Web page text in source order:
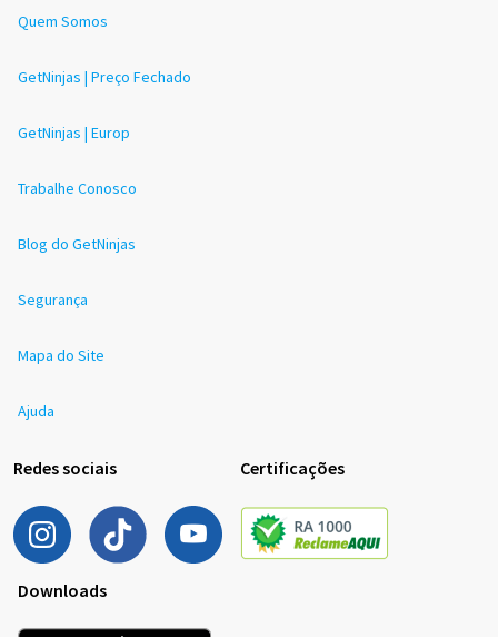
Quem Somos
GetNinjas | Preço Fechado
GetNinjas | Europ
Trabalhe Conosco
Blog do GetNinjas
Segurança
Mapa do Site
Ajuda
Redes sociais Certificações
Downloads